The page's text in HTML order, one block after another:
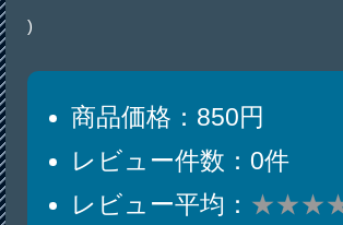
)
商品価格：850円
レビュー件数：0件
レビュー平均：